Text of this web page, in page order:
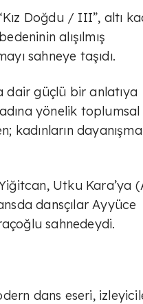
Doğdu / III”, altı
alışılmış
sahneye taşıdı.
dair güçlü bir anlatıya
yönelik toplumsal
kadınların dayanışma
Utku Kara’ya
dansçılar Ayyüce
sahnedeydi.
dans eseri,